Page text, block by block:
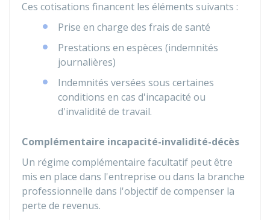
Ces cotisations financent les éléments suivants :
Prise en charge des frais de santé
Prestations en espèces (indemnités
journalières)
Indemnités versées sous certaines
conditions en cas d'incapacité ou
d'invalidité de travail.
Complémentaire incapacité-invalidité-décès
Un régime complémentaire facultatif peut être
mis en place dans l'entreprise ou dans la branche
professionnelle dans l'objectif de compenser la
perte de revenus.